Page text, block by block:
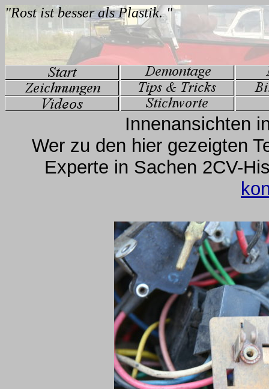
Innenansichten
Wer zu den hier gezeigten
Experte in Sachen 2CV-